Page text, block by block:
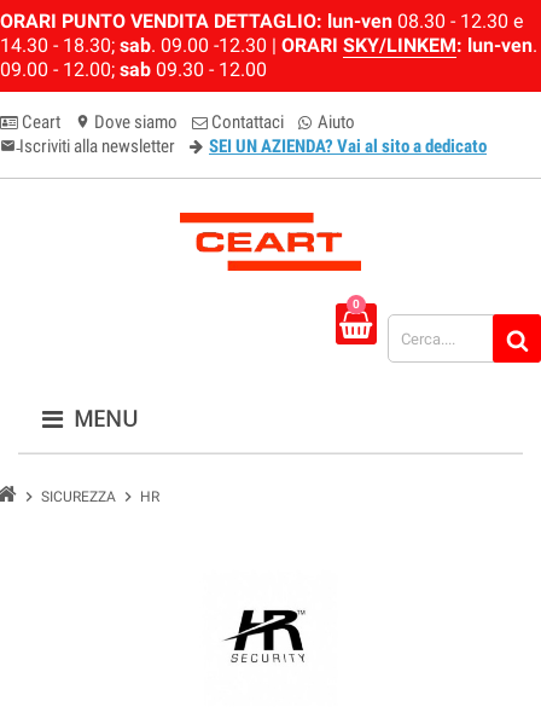
ORARI PUNTO VENDITA DETTAGLIO: lun-ven 08.30 - 12.30 e
14.30 - 18.30; sab. 09.00 -12.30 | ORARI SKY/LINKEM: lun-ven.
09.00 - 12.00; sab 09.30 - 12.00
Ceart location_on Dove siamo Contattaci Aiuto
email-newsletter
Iscriviti alla newsletter SEI UN AZIENDA? Vai al sito a dedicato
0
MENU
chevron_right SICUREZZA chevron_right HR